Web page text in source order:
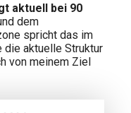
aktuell bei 90
dem
spricht das im
die aktuelle Struktur
von meinem Ziel